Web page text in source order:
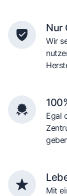
Nur
Wir
Egal
Mit